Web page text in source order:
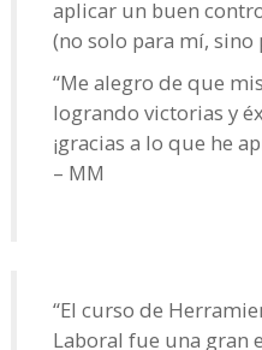
aplicar un buen
(no solo para mí,
“Me alegro de que
logrando victorias y
¡gracias a lo que he
– MM
“El curso de
Laboral fue una gran